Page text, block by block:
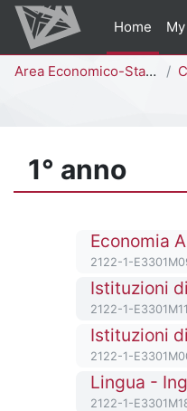
Vai al contenuto principale
Home
Percorso della paginaArea Economico-Statistica
1° anno
Titolo del corso
Economia
Codice
2122-1-
Titolo del corso
Istituzioni
Codice
2122-1-
Titolo del corso
Istituzioni
Codice
2122-1-
Titolo del corso
Lingua -
Codice
2122-1-